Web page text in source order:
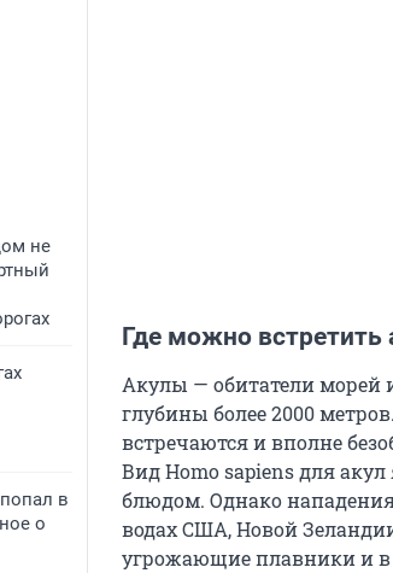
не
в
о
Где можно встретить
Акулы — обитатели морей
глубины более 2000
встречаются и вполне
Вид Homo sapiens для
блюдом. Однако
водах США, Новой
угрожающие плавники и в